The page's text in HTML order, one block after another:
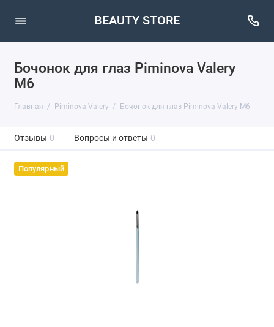
BEAUTY STORE
Бочонок для глаз Piminova Valery
M6
Главная Piminova Valery Бочонок для глаз Piminova Valery M6
Отзывы 0 Вопросы и ответы 0
Популярный